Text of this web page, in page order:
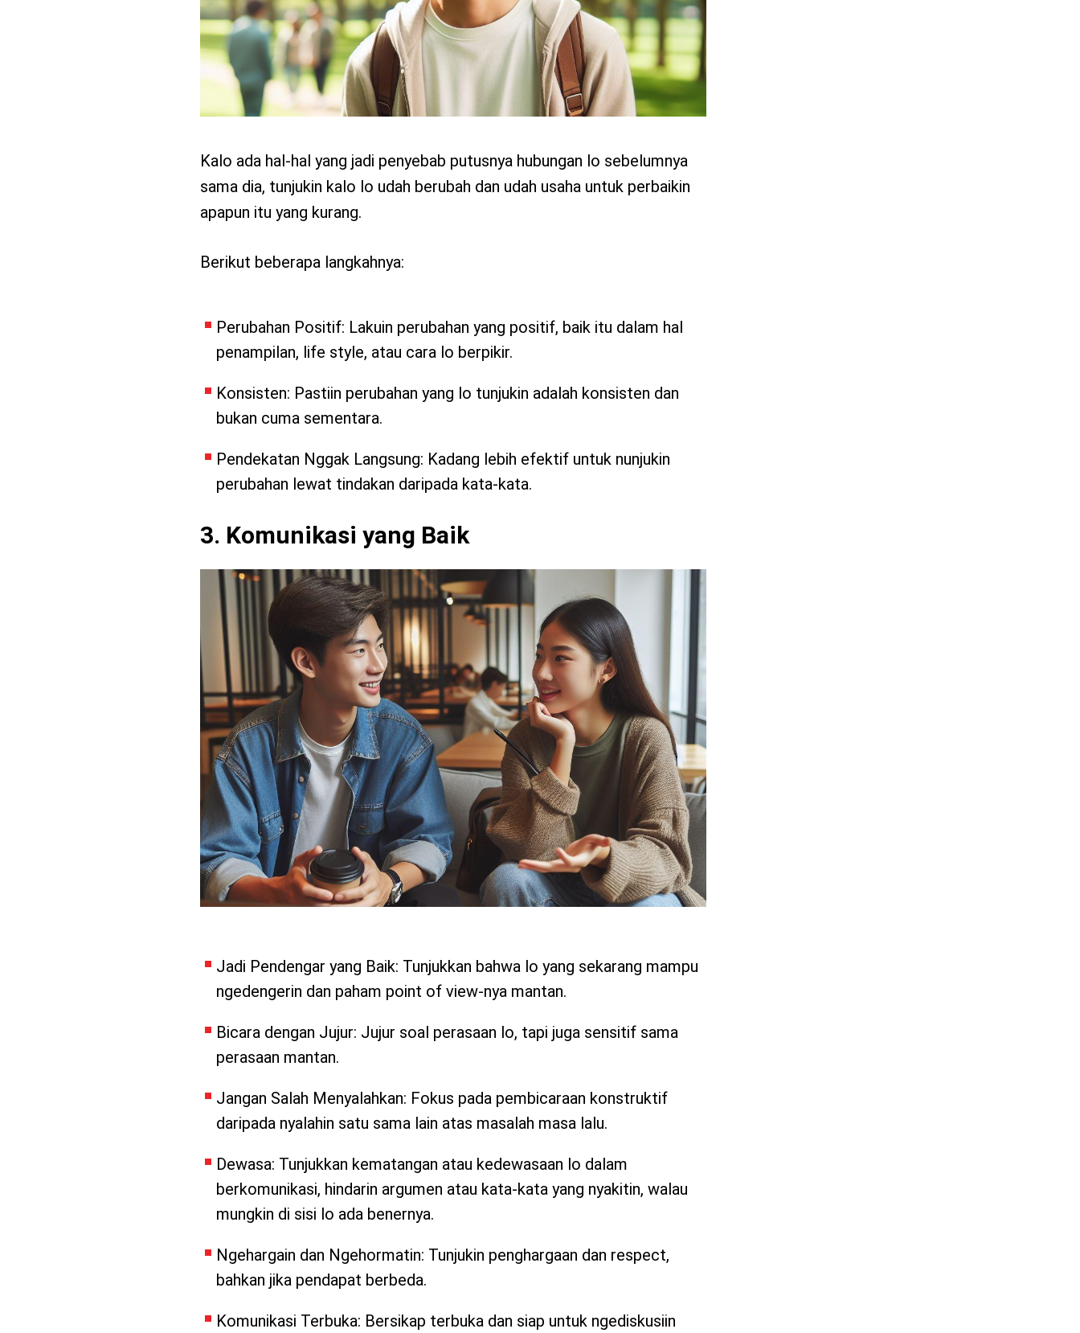
Kalo ada hal-hal yang jadi penyebab putusnya hubungan lo sebelumnya
sama dia, tunjukin kalo lo udah berubah dan udah usaha untuk perbaikin
apapun itu yang kurang.
Berikut beberapa langkahnya:
Perubahan Positif: Lakuin perubahan yang positif, baik itu dalam hal
penampilan, life style, atau cara lo berpikir.
Konsisten: Pastiin perubahan yang lo tunjukin adalah konsisten dan
bukan cuma sementara.
Pendekatan Nggak Langsung: Kadang lebih efektif untuk nunjukin
perubahan lewat tindakan daripada kata-kata.
3. Komunikasi yang Baik
Jadi Pendengar yang Baik: Tunjukkan bahwa lo yang sekarang mampu
ngedengerin dan paham point of view-nya mantan.
Bicara dengan Jujur: Jujur soal perasaan lo, tapi juga sensitif sama
perasaan mantan.
Jangan Salah Menyalahkan: Fokus pada pembicaraan konstruktif
daripada nyalahin satu sama lain atas masalah masa lalu.
Dewasa: Tunjukkan kematangan atau kedewasaan lo dalam
berkomunikasi, hindarin argumen atau kata-kata yang nyakitin, walau
mungkin di sisi lo ada benernya.
Ngehargain dan Ngehormatin: Tunjukin penghargaan dan respect,
bahkan jika pendapat berbeda.
Komunikasi Terbuka: Bersikap terbuka dan siap untuk ngediskusiin